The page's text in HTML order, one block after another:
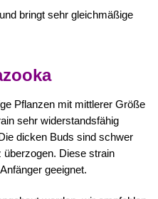
bringt sehr gleichmäßige
Pflanzen mit mittlerer Größe
sehr widerstandsfähig
dicken Buds sind schwer
überzogen. Diese strain
geeignet.